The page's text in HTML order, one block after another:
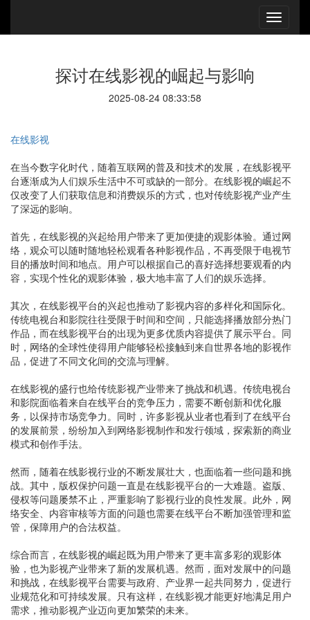
探讨在线影视的崛起与影响
2025-08-24 08:33:58
在线影视
在当今数字化时代，随着互联网的普及和技术的发展，在线影视平
台逐渐成为人们娱乐生活中不可或缺的一部分。在线影视的崛起不
仅改变了人们获取信息和消费娱乐的方式，也对传统影视产业产生
了深远的影响。
首先，在线影视的兴起给用户带来了更加便捷的观影体验。通过网
络，观众可以随时随地轻松观看各种影视作品，不再受限于电视节
目的播放时间和地点。用户可以根据自己的喜好选择想要观看的内
容，实现个性化的观影体验，极大地丰富了人们的娱乐选择。
其次，在线影视平台的兴起也推动了影视内容的多样化和国际化。
传统电视台和影院往往受限于时间和空间，只能选择播放部分热门
作品，而在线影视平台的出现为更多优质内容提供了展示平台。同
时，网络的全球性使得用户能够轻松接触到来自世界各地的影视作
品，促进了不同文化间的交流与理解。
在线影视的盛行也给传统影视产业带来了挑战和机遇。传统电视台
和影院面临着来自在线平台的竞争压力，需要不断创新和优化服
务，以保持市场竞争力。同时，许多影视从业者也看到了在线平台
的发展前景，纷纷加入到网络影视制作和发行领域，探索新的商业
模式和创作手法。
然而，随着在线影视行业的不断发展壮大，也面临着一些问题和挑
战。其中，版权保护问题一直是在线影视平台的一大难题。盗版、
侵权等问题屡禁不止，严重影响了影视行业的良性发展。此外，网
络安全、内容审核等方面的问题也需要在线平台不断加强管理和监
管，保障用户的合法权益。
综合而言，在线影视的崛起既为用户带来了更丰富多彩的观影体
验，也为影视产业带来了新的发展机遇。然而，面对发展中的问题
和挑战，在线影视平台需要与政府、产业界一起共同努力，促进行
业规范化和可持续发展。只有这样，在线影视才能更好地满足用户
需求，推动影视产业迈向更加繁荣的未来。